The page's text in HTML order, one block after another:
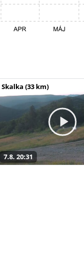
Skalka (33 km)
7.8. 20:31